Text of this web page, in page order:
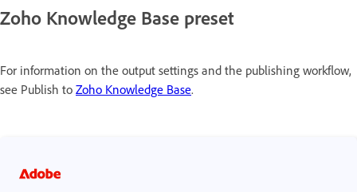
Zoho Knowledge Base preset
For information on the output settings and the publishing workflow,
see Publish to Zoho Knowledge Base.